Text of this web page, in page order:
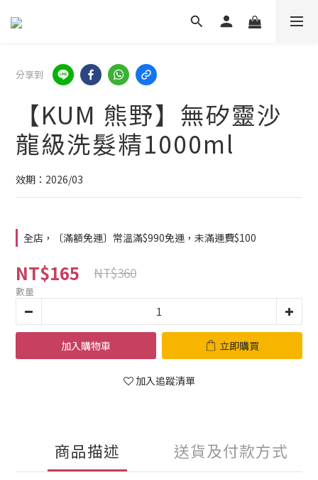
分享到
【KUM 熊野】無矽靈沙
龍級洗髮精1000ml
效期：2026/03
全店，〔滿額免運〕常溫滿$990免運，未滿運費$100
NT$165 NT$360
數量
加入購物車 立即購買
加入追蹤清單
商品描述 送貨及付款方式